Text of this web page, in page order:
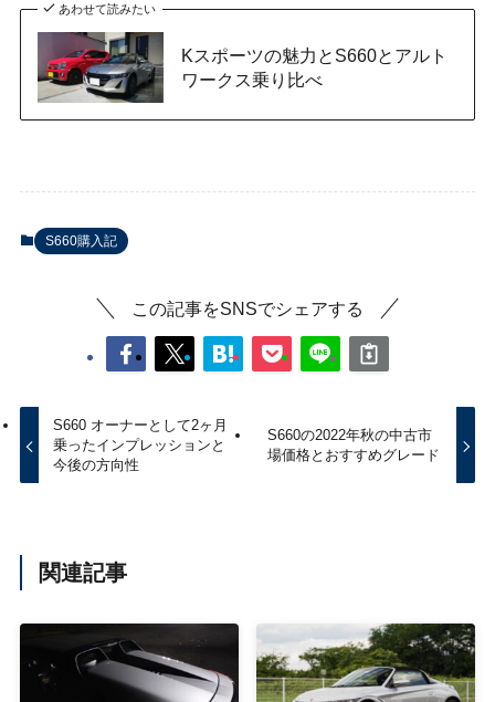
あわせて読みたい
Kスポーツの魅力とS660とアルト
ワークス乗り比べ
S660購入記
この記事をSNSでシェアする
S660 オーナーとして2ヶ月
乗ったインプレッションと
今後の方向性
S660の2022年秋の中古市
場価格とおすすめグレード
関連記事